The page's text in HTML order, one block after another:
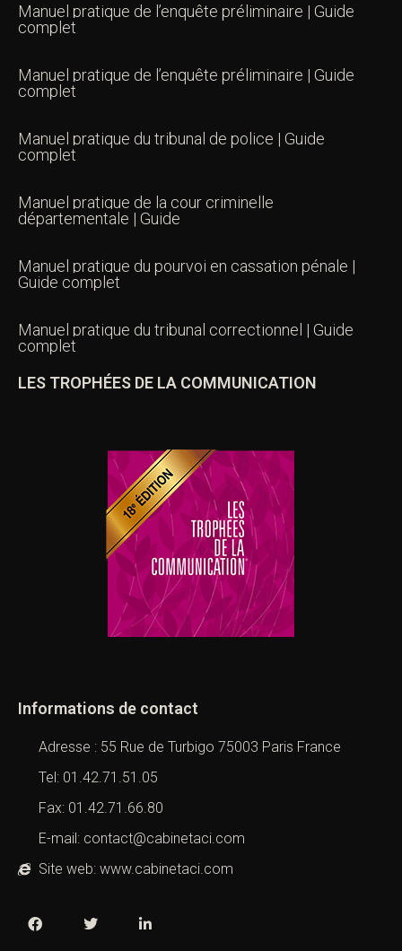
Manuel pratique de l’enquête préliminaire | Guide
complet
Manuel pratique de l’enquête préliminaire | Guide
complet
Manuel pratique du tribunal de police | Guide
complet
Manuel pratique de la cour criminelle
départementale | Guide
Manuel pratique du pourvoi en cassation pénale |
Guide complet
Manuel pratique du tribunal correctionnel | Guide
complet
LES TROPHÉES DE LA COMMUNICATION
Informations de contact
Adresse : 55 Rue de Turbigo 75003 Paris France
Tel: 01.42.71.51.05
Fax: 01.42.71.66.80
E-mail: contact@cabinetaci.com
Site web: www.cabinetaci.com